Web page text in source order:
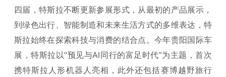
四届，特斯拉不断更新参展形式，从最初的产品展示，
到绿色出行、智能制造和未来生活方式的多维表达，特
斯拉始终在探索科技与消费的结合点。今年贵阳国际车
展，特斯拉以“预见与AI同行的富足时代”为主题，首次
携特斯拉人形机器人亮相，此外还包括赛博越野旅行